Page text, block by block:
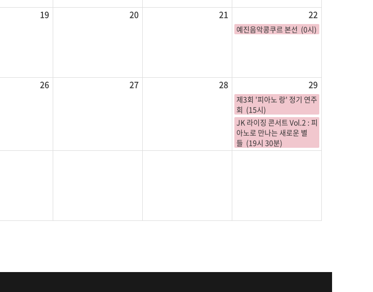
19 20 21 22
예진음악콩쿠르 본선 (0시)
26 27 28 29
제3회 '피아노 랑' 정기 연주
회 (15시)
JK 라이징 콘서트 Vol.2 : 피
아노로 만나는 새로운 별
들 (19시 30분)